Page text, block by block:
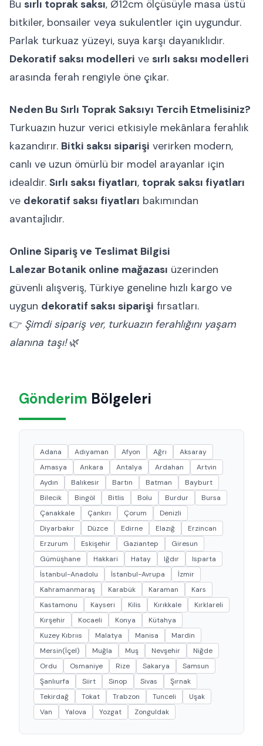
Bu sırlı toprak saksı, Ø12cm ölçüsüyle masa üstü
bitkiler, bonsailer veya sukulentler için uygundur.
Parlak turkuaz yüzeyi, suya karşı dayanıklıdır.
Dekoratif saksı modelleri ve sırlı saksı modelleri
arasında ferah rengiyle öne çıkar.
Neden Bu Sırlı Toprak Saksıyı Tercih Etmelisiniz?
Turkuazın huzur verici etkisiyle mekânlara ferahlık
kazandırır. Bitki saksı siparişi verirken modern,
canlı ve uzun ömürlü bir model arayanlar için
idealdir. Sırlı saksı fiyatları, toprak saksı fiyatları
ve dekoratif saksı fiyatları bakımından
avantajlıdır.
Online Sipariş ve Teslimat Bilgisi
Lalezar Botanik online mağazası üzerinden
güvenli alışveriş, Türkiye geneline hızlı kargo ve
uygun dekoratif saksı siparişi fırsatları.
👉 Şimdi sipariş ver, turkuazın ferahlığını yaşam
alanına taşı!🌿
Gönderim Bölgeleri
Adana Adıyaman Afyon Ağrı
Aksaray
Amasya
Ankara Antalya Ardahan
Artvin
Aydın
Balıkesir Bartın Batman
Bayburt
Bilecik
Bingöl Bitlis Bolu Burdur
Bursa
Çanakkale
Çankırı Çorum
Denizli
Diyarbakır
Düzce Edirne Elazığ
Erzincan
Erzurum
Eskişehir Gaziantep
Giresun
Gümüşhane
Hakkari Hatay Iğdır
Isparta
İstanbul-Anadolu
İstanbul-Avrupa
İzmir
Kahramanmaraş
Karabük Karaman
Kars
Kastamonu
Kayseri Kilis Kırıkkale
Kırklareli
Kırşehir
Kocaeli Konya
Kütahya
Kuzey Kıbrııs
Malatya Manisa
Mardin
Mersin(İçel)
Muğla Muş Nevşehir
Niğde
Ordu
Osmaniye Rize Sakarya
Samsun
Şanlıurfa
Siirt Sinop Sivas
Şırnak
Tekirdağ
Tokat Trabzon Tunceli
Uşak
Van
Yalova Yozgat Zonguldak